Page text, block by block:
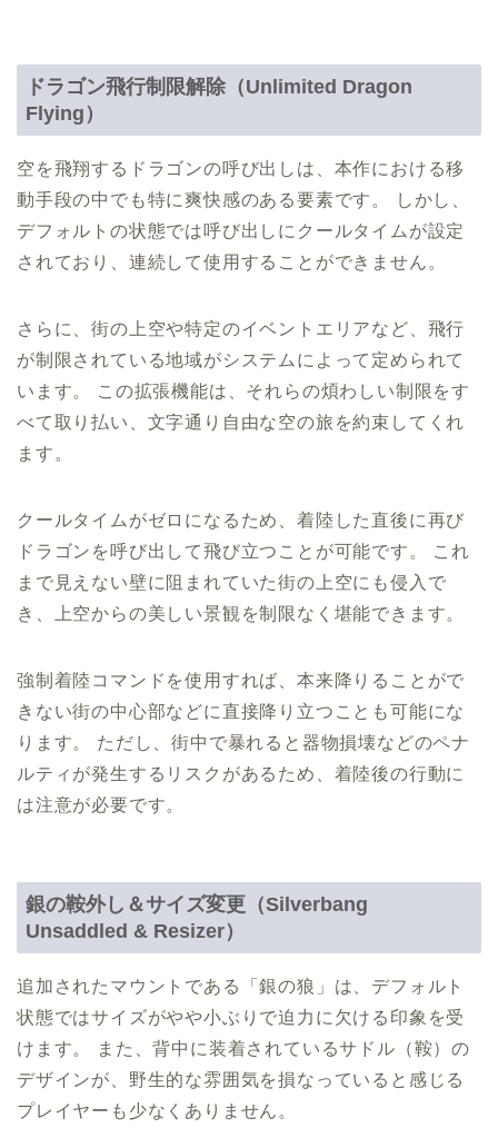
ドラゴン飛行制限解除（Unlimited Dragon
Flying）
空を飛翔するドラゴンの呼び出しは、本作における移
動手段の中でも特に爽快感のある要素です。 しかし、
デフォルトの状態では呼び出しにクールタイムが設定
されており、連続して使用することができません。
さらに、街の上空や特定のイベントエリアなど、飛行
が制限されている地域がシステムによって定められて
います。 この拡張機能は、それらの煩わしい制限をす
べて取り払い、文字通り自由な空の旅を約束してくれ
ます。
クールタイムがゼロになるため、着陸した直後に再び
ドラゴンを呼び出して飛び立つことが可能です。 これ
まで見えない壁に阻まれていた街の上空にも侵入で
き、上空からの美しい景観を制限なく堪能できます。
強制着陸コマンドを使用すれば、本来降りることがで
きない街の中心部などに直接降り立つことも可能にな
ります。 ただし、街中で暴れると器物損壊などのペナ
ルティが発生するリスクがあるため、着陸後の行動に
は注意が必要です。
銀の鞍外し＆サイズ変更（Silverbang
Unsaddled & Resizer）
追加されたマウントである「銀の狼」は、デフォルト
状態ではサイズがやや小ぶりで迫力に欠ける印象を受
けます。 また、背中に装着されているサドル（鞍）の
デザインが、野生的な雰囲気を損なっていると感じる
プレイヤーも少なくありません。